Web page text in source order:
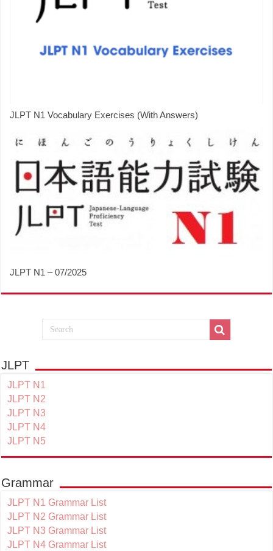
JLPT N1 Vocabulary Exercises (With Answers)
JLPT N1 – 07/2025
JLPT
JLPT N1
JLPT N2
JLPT N3
JLPT N4
JLPT N5
Grammar
JLPT N1 Grammar List
JLPT N2 Grammar List
JLPT N3 Grammar List
JLPT N4 Grammar List